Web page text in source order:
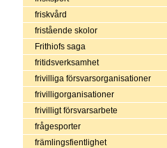
friskvård
fristående skolor
Frithiofs saga
fritidsverksamhet
frivilliga försvarsorganisationer
frivilligorganisationer
frivilligt försvarsarbete
frågesporter
främlingsfientlighet